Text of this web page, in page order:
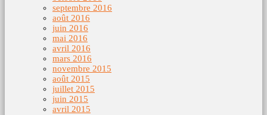
septembre 2016
août 2016
juin 2016
mai 2016
avril 2016
mars 2016
novembre 2015
août 2015
juillet 2015
juin 2015
avril 2015